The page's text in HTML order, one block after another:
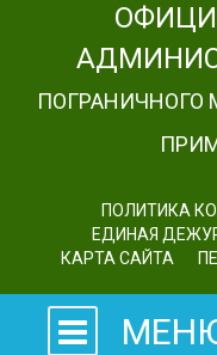
ПОГРАНИЧНОГО
ПОЛИТИКА
ЕДИНАЯ
КАРТА САЙТА